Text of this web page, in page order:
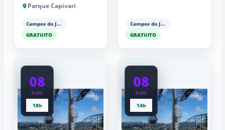
Parque Capivari
Campos do Jordão
GRATUITO
Campos do Jordão
GRATUITO
08
AGO
18h
08
AGO
14h